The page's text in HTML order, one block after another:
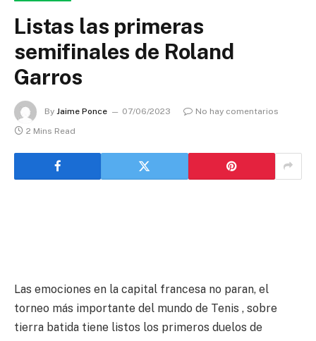
Listas las primeras
semifinales de Roland
Garros
By Jaime Ponce 07/06/2023
No hay comentarios
2 Mins Read
Las emociones en la capital francesa no paran, el
torneo más importante del mundo de Tenis , sobre
tierra batida tiene listos los primeros duelos de